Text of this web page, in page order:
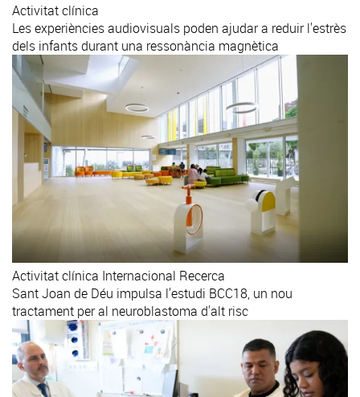
Activitat clínica
Les experiències audiovisuals poden ajudar a reduir l'estrès
dels infants durant una ressonància magnètica
Activitat clínica Internacional Recerca
Sant Joan de Déu impulsa l'estudi BCC18, un nou
tractament per al neuroblastoma d'alt risc